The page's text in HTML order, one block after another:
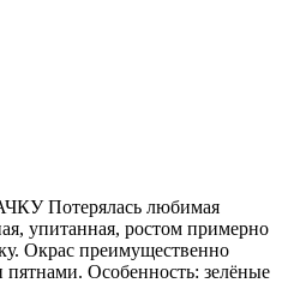
Потерялась любимая
упитанная, ростом примерно
Окрас преимущественно
Особенность: зелёные